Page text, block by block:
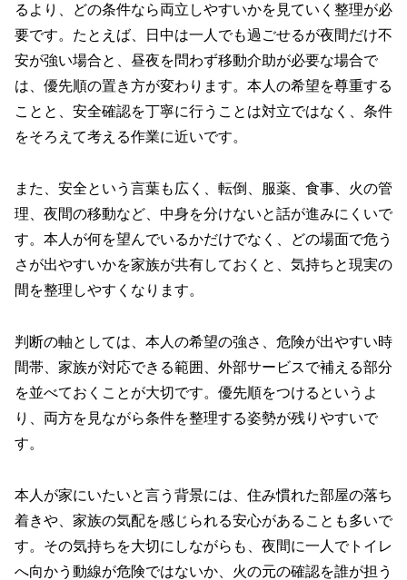
るより、どの条件なら両立しやすいかを見ていく整理が必
要です。たとえば、日中は一人でも過ごせるが夜間だけ不
安が強い場合と、昼夜を問わず移動介助が必要な場合で
は、優先順の置き方が変わります。本人の希望を尊重する
ことと、安全確認を丁寧に行うことは対立ではなく、条件
をそろえて考える作業に近いです。
また、安全という言葉も広く、転倒、服薬、食事、火の管
理、夜間の移動など、中身を分けないと話が進みにくいで
す。本人が何を望んでいるかだけでなく、どの場面で危う
さが出やすいかを家族が共有しておくと、気持ちと現実の
間を整理しやすくなります。
判断の軸としては、本人の希望の強さ、危険が出やすい時
間帯、家族が対応できる範囲、外部サービスで補える部分
を並べておくことが大切です。優先順をつけるというよ
り、両方を見ながら条件を整理する姿勢が残りやすいで
す。
本人が家にいたいと言う背景には、住み慣れた部屋の落ち
着きや、家族の気配を感じられる安心があることも多いで
す。その気持ちを大切にしながらも、夜間に一人でトイレ
へ向かう動線が危険ではないか、火の元の確認を誰が担う